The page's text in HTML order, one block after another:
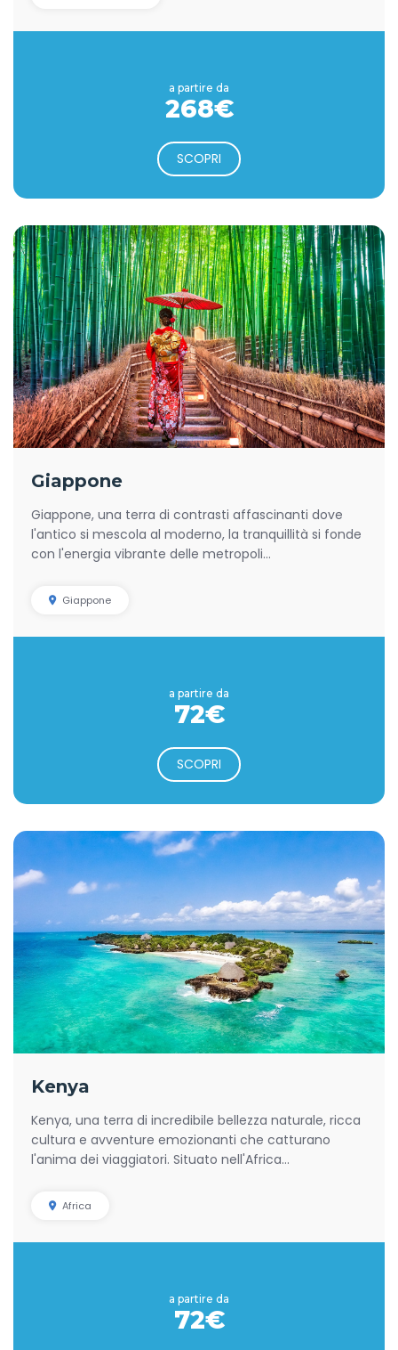
a partire da
268€
SCOPRI
Giappone
Giappone, una terra di contrasti affascinanti dove
l'antico si mescola al moderno, la tranquillità si fonde
con l'energia vibrante delle metropoli...
Giappone
a partire da
72€
SCOPRI
Kenya
Kenya, una terra di incredibile bellezza naturale, ricca
cultura e avventure emozionanti che catturano
l'anima dei viaggiatori. Situato nell'Africa...
Africa
a partire da
72€